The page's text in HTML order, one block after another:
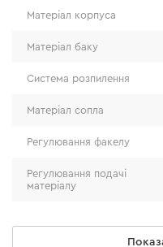
складних поверхнях.
Матеріал корпуса
Матеріал баку
Система розпилення
Матеріал сопла
Регулювання факелу
Регулювання подачі
матеріалу
повітря